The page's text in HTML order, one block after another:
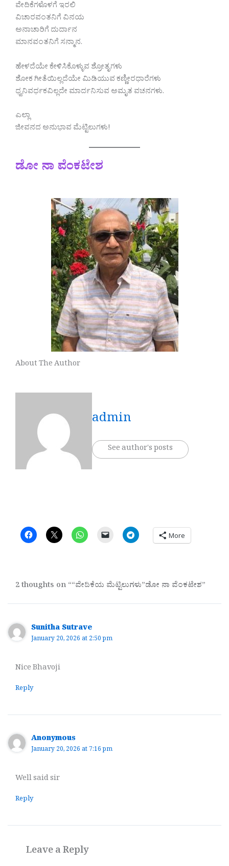
ವೇದಿಕೆಗಳೊಳಗೆ ಇರಲಿ
ವಿಚಾರವಂತನಿಗೆ ವಿನಯ
ಅನಾಚಾರಿಗೆ ದುರ್ದಾನ
ಮಾನವಂತನಿಗೆ ಸನ್ಮಾನ.
ಹೇಳದೆಯೇ ಕೇಳಿಸಿಕೊಳ್ಳುವ ಶ್ರೋತೃಗಳು
ಶೋಕ ಗೀತೆಯಿಲ್ಲದೆಯೇ ಮಿಡಿಯುವ ಕಣ್ಣೀರಧಾರೆಗಳು
ಧ್ವನಿವರ್ಧಕವಿಲ್ಲದೇ ಮಾರ್ದನಿಸುವ ಅಮೃತ ವಚನಗಳು.
ಎಲ್ಲಾ
ಜೀವನದ ಅನುಭಾವ ಮೆಟ್ಟಿಲುಗಳು!
ಡೋ ನಾ ವೆಂಕಟೇಶ
About The Author
admin
See author's posts
More
2 thoughts on ““ವೇದಿಕೆಯ ಮೆಟ್ಟಿಲುಗಳು”ಡೋ ನಾ ವೆಂಕಟೇಶ”
Sunitha Sutrave
January 20, 2026 at 2:50 pm
Nice Bhavoji
Reply
Anonymous
January 20, 2026 at 7:16 pm
Well said sir
Reply
Leave a Reply